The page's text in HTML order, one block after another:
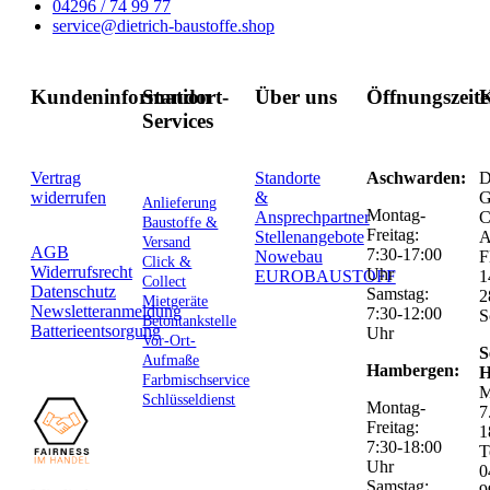
04296 / 74 99 77
service@dietrich-baustoffe.shop
Kundeninformation
Vertrag
widerrufen
AGB
Widerrufsrecht
Datenschutz
Newsletteranmeldung
Batterieentsorgung
Standort-
Services
Anlieferung
Baustoffe &
Versand
Click &
Collect
Mietgeräte
Betontankstelle
Vor-Ort-
Aufmaße
Farbmischservice
Schlüsseldienst
Über uns
Standorte
&
Ansprechpartner
Stellenangebote
Nowebau
EUROBAUSTOFF
Aschwarden:
Montag-
Freitag:
7:30-17:00
Uhr
Samstag:
7:30-12:00
Uhr
Hambergen:
Montag-
Freitag:
7:30-18:00
Uhr